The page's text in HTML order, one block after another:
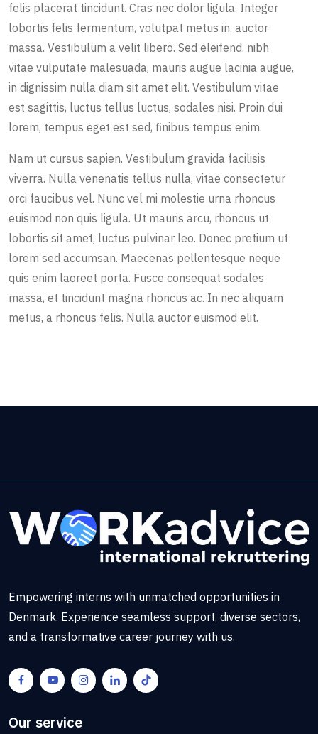
felis placerat tincidunt. Cras nec dolor ligula. Integer
lobortis felis fermentum, volutpat metus in, auctor
massa. Vestibulum a velit libero. Sed eleifend, nibh
vitae vulputate malesuada, mauris augue lacinia augue,
in dignissim nulla diam sit amet elit. Vestibulum vitae
est sagittis, luctus tellus luctus, sodales nisi. Proin dui
lorem, tempus eget est sed, finibus tempus enim.
Nam ut cursus sapien. Vestibulum gravida facilisis
viverra. Nulla venenatis tellus nulla, vitae consectetur
orci faucibus vel. Nunc vel mi molestie urna rhoncus
euismod non quis ligula. Ut mauris arcu, rhoncus ut
lobortis sit amet, luctus pulvinar leo. Donec pretium ut
lorem sed accumsan. Maecenas pellentesque neque
quis enim laoreet porta. Fusce consequat sodales
massa, et tincidunt magna rhoncus ac. In nec aliquam
metus, a rhoncus felis. Nulla auctor euismod elit.
Empowering interns with unmatched opportunities in
Denmark. Experience seamless support, diverse sectors,
and a transformative career journey with us.
Our service